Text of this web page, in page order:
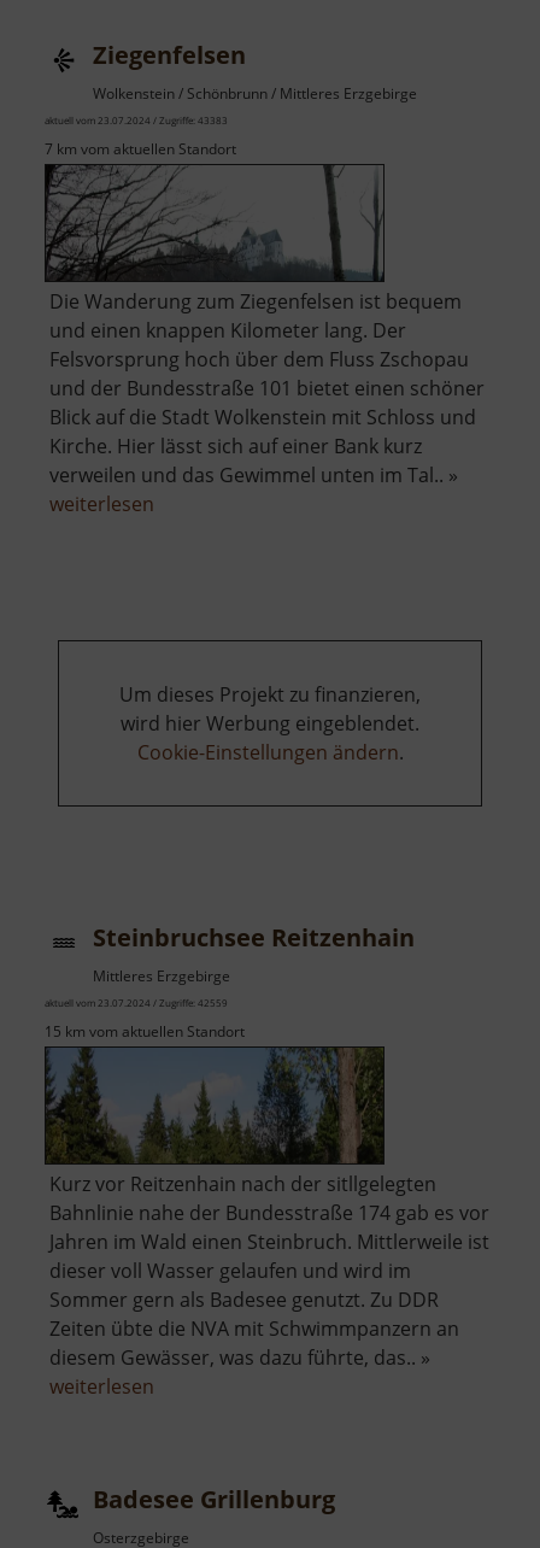
Ziegenfelsen
Wolkenstein / Schönbrunn / Mittleres Erzgebirge
aktuell vom 23.07.2024 / Zugriffe: 43383
7 km vom aktuellen Standort
Die Wanderung zum Ziegenfelsen ist bequem
und einen knappen Kilometer lang. Der
Felsvorsprung hoch über dem Fluss Zschopau
und der Bundesstraße 101 bietet einen schöner
Blick auf die Stadt Wolkenstein mit Schloss und
Kirche. Hier lässt sich auf einer Bank kurz
verweilen und das Gewimmel unten im Tal.. »
weiterlesen
Um dieses Projekt zu finanzieren,
wird hier Werbung eingeblendet.
Cookie-Einstellungen ändern.
Steinbruchsee Reitzenhain
Mittleres Erzgebirge
aktuell vom 23.07.2024 / Zugriffe: 42559
15 km vom aktuellen Standort
Kurz vor Reitzenhain nach der sitllgelegten
Bahnlinie nahe der Bundesstraße 174 gab es vor
Jahren im Wald einen Steinbruch. Mittlerweile ist
dieser voll Wasser gelaufen und wird im
Sommer gern als Badesee genutzt. Zu DDR
Zeiten übte die NVA mit Schwimmpanzern an
diesem Gewässer, was dazu führte, das.. »
weiterlesen
Badesee Grillenburg
Osterzgebirge